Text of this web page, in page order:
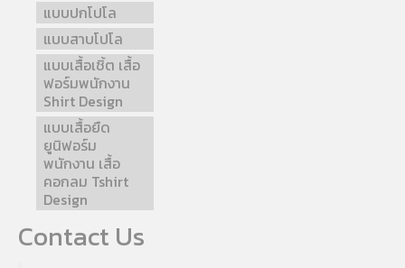
แบบปกโปโล
แบบสาบโปโล
แบบเสื้อเชิ้ต เสื้อ
ฟอร์มพนักงาน
Shirt Design
แบบเสื้อยืด
ยูนิฟอร์ม
พนักงาน เสื้อ
คอกลม Tshirt
Design
Contact Us